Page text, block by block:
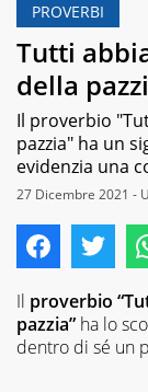
PROVERBI
Tutti
della
Il proverbio
pazzia" ha un
evidenzia una
27 Dicembre 2021 -
Il proverbio
pazzia” ha lo
dentro di sé un